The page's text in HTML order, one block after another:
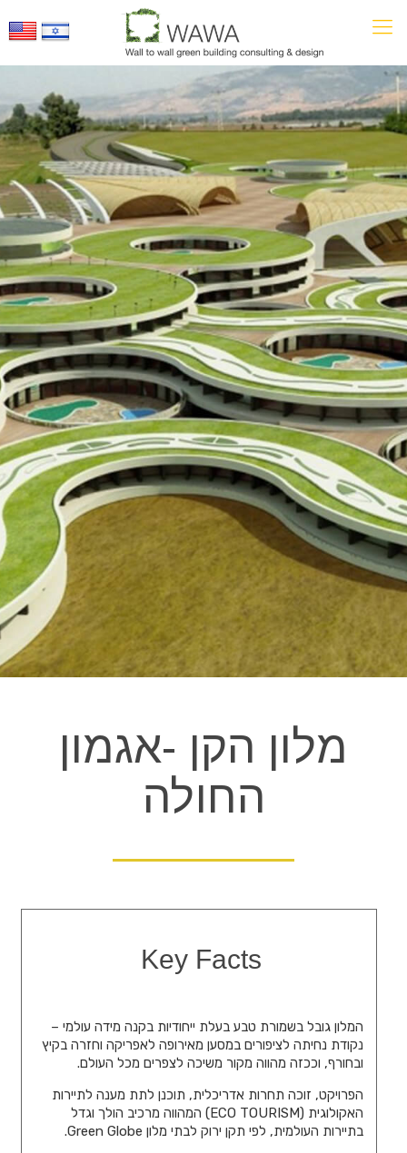
מלון הקן -אגמון
החולה
Key Facts
המלון גובל בשמורת טבע בעלת ייחודיות בקנה מידה עולמי –
נקודת נחיתה לציפורים במסען מאירופה לאפריקה וחזרה בקיץ
ובחורף, וככזה מהווה מקור משיכה לצפרים מכל העולם.
הפרויקט, זוכה תחרות אדריכלית, תוכנן לתת מענה לתיירות
האקולוגית (ECO TOURISM) המהווה מרכיב הולך וגדל
בתיירות העולמית, לפי תקן ירוק לבתי מלון Green Globe.